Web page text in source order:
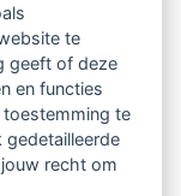
te
geeft of deze
en functies
toestemming te
recht om